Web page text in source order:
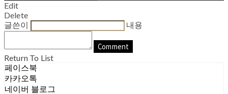
Edit
Delete
글쓴이
내용
Comment
Return To List
페이스북
카카오톡
네이버 블로그